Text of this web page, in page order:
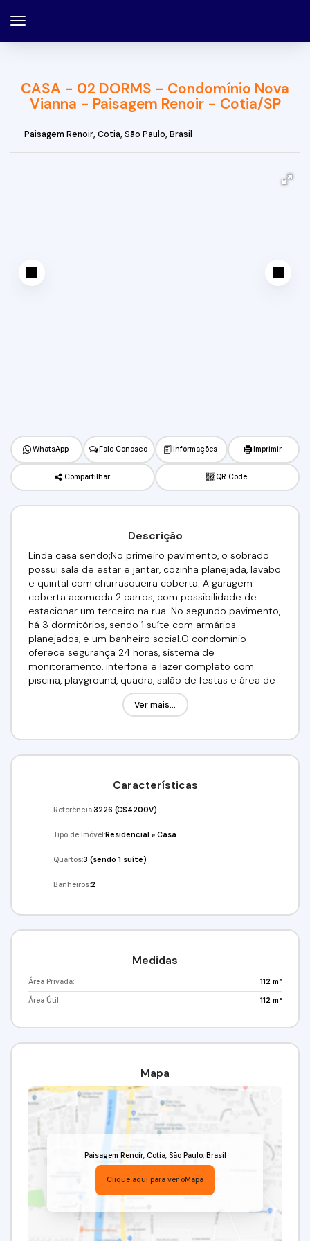
CASA - 02 DORMS - Condomínio Nova
Vianna - Paisagem Renoir - Cotia/SP
Paisagem Renoir, Cotia, São Paulo, Brasil
WhatsApp Fale Conosco Informações Imprimir
Compartilhar QR Code
Descrição
Linda casa sendo;No primeiro pavimento, o sobrado
possui sala de estar e jantar, cozinha planejada, lavabo
e quintal com churrasqueira coberta. A garagem
coberta acomoda 2 carros, com possibilidade de
estacionar um terceiro na rua. No segundo pavimento,
há 3 dormitórios, sendo 1 suíte com armários
planejados, e um banheiro social.O condomínio
oferece segurança 24 horas, sistema de
monitoramento, interfone e lazer completo com
piscina, playground, quadra, salão de festas e área de
churrasqueira. O transporte público está disponível na
esquina do condomínio, que fica a 2 km da Rodovia
Ver mais...
Características
Referência:3226 (CS4200V)
Tipo de Imóvel:Residencial »Casa
Quartos:3 (sendo 1 suíte)
Banheiros:2
Medidas
Área Privada: 112 m²
Área Útil: 112 m²
Mapa
Paisagem Renoir, Cotia, São Paulo, Brasil
Clique aqui para ver oMapa